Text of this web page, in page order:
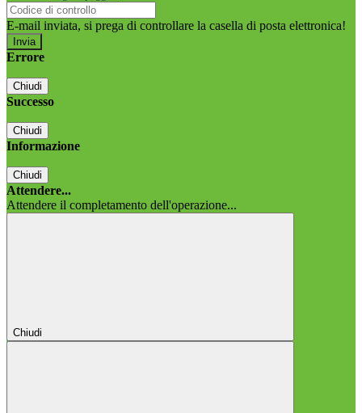
E-mail inviata, si prega di controllare la casella di posta elettronica!
Errore
Chiudi
Successo
Chiudi
Informazione
Chiudi
Attendere...
Attendere il completamento dell'operazione...
Chiudi